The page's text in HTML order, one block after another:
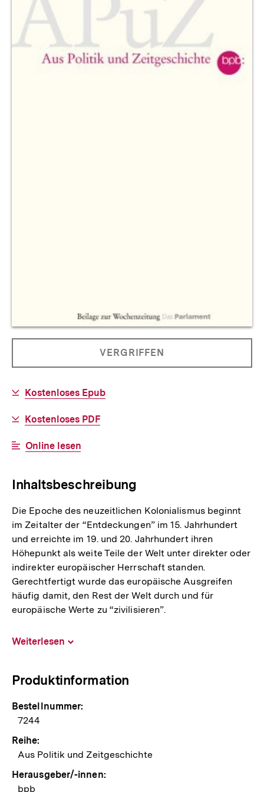
Allgemeine
PRODUKT
NICHT
VERGRIFFEN
Download-
Kostenloses Epub
Download-
Kostenloses PDF
Interner
Online lesen
Inhaltsbeschreibung
Die Epoche des neuzeitlichen Kolonialismus beginnt
im Zeitalter der “Entdeckungen” im 15. Jahrhundert
und erreichte im 19. und 20. Jahrhundert ihren
Höhepunkt als weite Teile der Welt unter direkter oder
indirekter europäischer Herrschaft standen.
Gerechtfertigt wurde das europäische Ausgreifen
häufig damit, den Rest der Welt durch und für
europäische Werte zu “zivilisieren”.
Weiterlesen
Produktinformation
Bestellnummer:
7244
Reihe:
Aus Politik und Zeitgeschichte
Herausgeber/-innen:
bpb